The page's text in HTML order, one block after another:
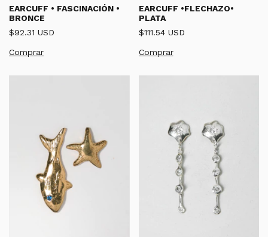
EARCUFF • FASCINACIÓN •
BRONCE
$92.31 USD
Comprar
EARCUFF •FLECHAZO•
PLATA
$111.54 USD